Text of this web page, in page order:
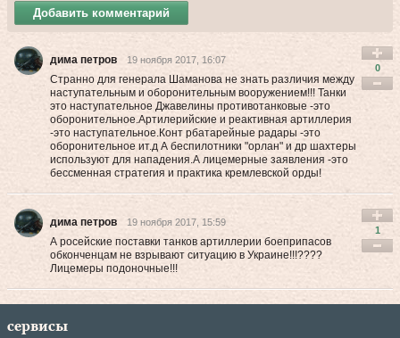
Добавить комментарий
дима петров 19 ноября 2017, 16:07
Странно для генерала Шаманова не знать различия между
наступательным и оборонительным вооружением!!! Танки
это наступательное Джавелины противотанковые -это
оборонительное.Артилерийские и реактивная артиллерия
-это наступательное.Конт рбатарейные радары -это
оборонительное ит.д А беспилотники "орлан" и др шахтеры
используют для нападения.А лицемерные заявления -это
бессменная стратегия и практика кремлевской орды!
0
дима петров 19 ноября 2017, 15:59
А росейские поставки танков артиллерии боеприпасов
обконченцам не взрывают ситуацию в Украине!!!????
Лицемеры подоночные!!!
1
сервисы